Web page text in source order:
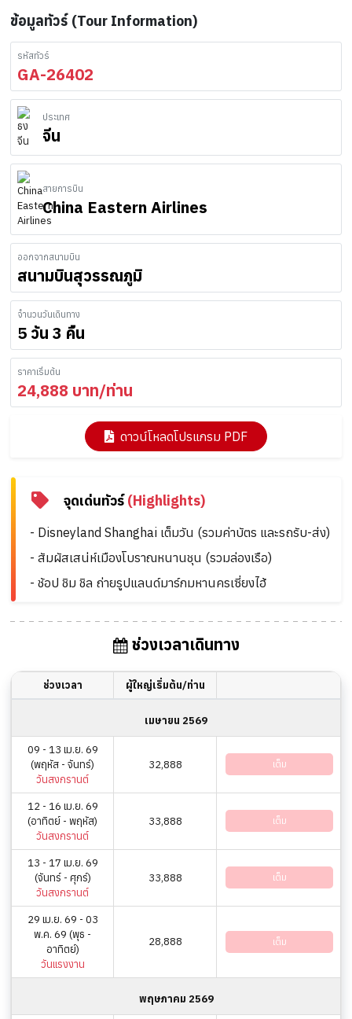
ข้อมูลทัวร์ (Tour Information)
รหัสทัวร์
GA-26402
ประเทศ
จีน
สายการบิน
China Eastern Airlines
ออกจากสนามบิน
สนามบินสุวรรณภูมิ
จำนวนวันเดินทาง
5 วัน 3 คืน
ราคาเริ่มต้น
24,888 บาท/ท่าน
ดาวน์โหลดโปรแกรม PDF
จุดเด่นทัวร์(Highlights)
- Disneyland Shanghai เต็มวัน (รวมค่าบัตร และรถรับ-ส่ง)
- สัมผัสเสน่ห์เมืองโบราณหนานชุน (รวมล่องเรือ)
- ช้อป ชิม ชิล ถ่ายรูปแลนด์มาร์กมหานครเซี่ยงไฮ้
ช่วงเวลาเดินทาง
ช่วงเวลา ผู้ใหญ่เริ่มต้น/ท่าน
เมษายน 2569
09 - 13 เม.ย. 69
(พฤหัส - จันทร์)
วันสงกรานต์
32,888 เต็ม
12 - 16 เม.ย. 69
(อาทิตย์ - พฤหัส)
วันสงกรานต์
33,888 เต็ม
13 - 17 เม.ย. 69
(จันทร์ - ศุกร์)
วันสงกรานต์
33,888 เต็ม
29 เม.ย. 69 - 03
พ.ค. 69 (พุธ -
อาทิตย์)
วันแรงงาน
28,888 เต็ม
พฤษภาคม 2569